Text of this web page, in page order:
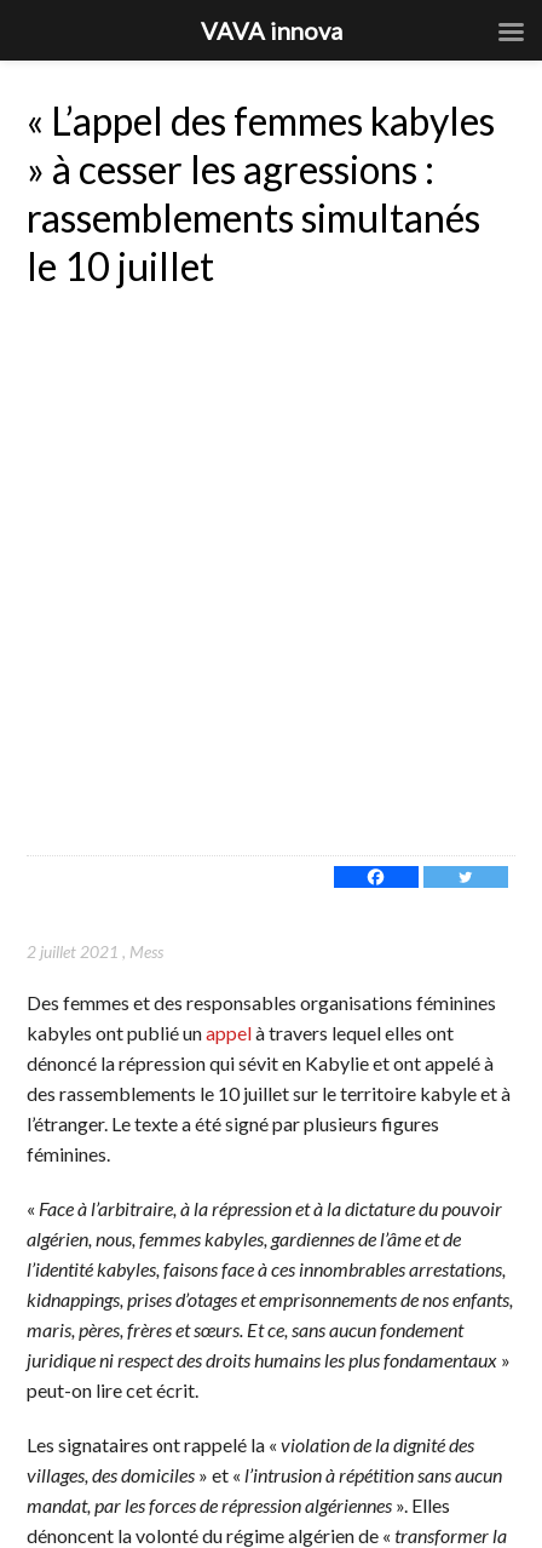
« L’appel des femmes kabyles
» à cesser les agressions :
rassemblements simultanés
le 10 juillet
2 juillet 2021 , Mess
Des femmes et des responsables organisations féminines
kabyles ont publié unappelà travers lequel elles ont
dénoncé la répression qui sévit en Kabylie et ont appelé à
des rassemblements le 10 juillet sur le territoire kabyle et à
l’étranger. Le texte a été signé par plusieurs figures
féminines.
« Face à l’arbitraire, à la répression et à la dictature du pouvoir
algérien, nous, femmes kabyles, gardiennes de l’âme et de
l’identité kabyles, faisons face à ces innombrables arrestations,
kidnappings, prises d’otages et emprisonnements de nos enfants,
maris, pères, frères et sœurs. Et ce, sans aucun fondement
juridique ni respect des droits humains les plus fondamentaux »
peut-on lire cet écrit.
Les signataires ont rappelé la «violation de la dignité des
villages, des domiciles » et « l’intrusion à répétition sans aucun
mandat, par les forces de répression algériennes ». Elles
dénoncent la volonté du régime algérien de «transformer la
VAVA innova